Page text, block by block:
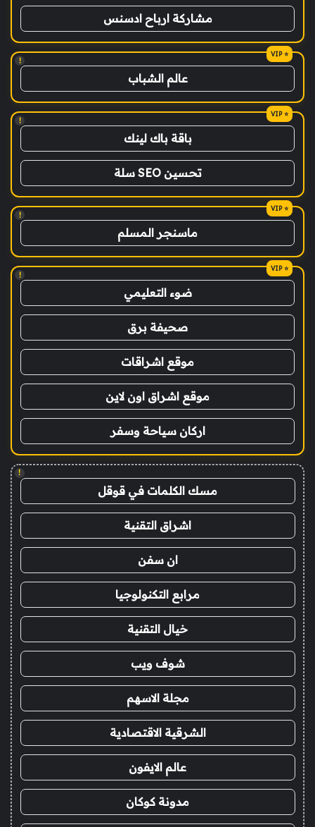
مشاركة ارباح ادسنس
!
عالم الشباب
!
باقة باك لينك
تحسين SEO سلة
!
ماسنجر المسلم
!
ضوء التعليمي
صحيفة برق
موقع اشراقات
موقع اشراق اون لاين
اركان سياحة وسفر
!
مسك الكلمات في قوقل
اشراق التقنية
ان سفن
مرابع التكنولوجيا
خيال التقنية
شوف ويب
مجلة الاسهم
الشرقية الاقتصادية
عالم الايفون
مدونة كوكان